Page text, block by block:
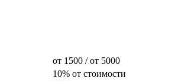
от 1500 / от 5000
10% от стоимости